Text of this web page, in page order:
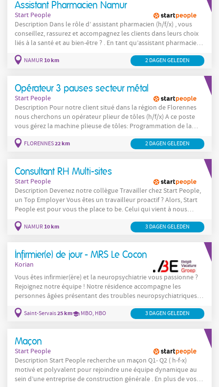
Assistant Pharmacien Namur
Start People
Description Dans le rôle d’ assistant pharmacien (h/f/x) , vous
conseillez, rassurez et accompagnez les clients dans leurs choix
liés à la santé et au bien-être ? . En tant qu’assistant pharmacien
plus, vous valorisez votre expertise au quotidien comme
NAMUR10 km 2 DAGEN GELEDEN
Opérateur 3 pauses secteur métal
Start People
Description Pour notre client situé dans la région de Florennes
nous cherchons un opérateur plieur de tôles (h/f/x) A ce poste
vous gérez la machine plieuse de tôles: Programmation de la
Respect des règles de sécurité Company Notre client est une
FLORENNES22 km 2 DAGEN GELEDEN
Consultant RH Multi-sites
Start People
Description Devenez notre collègue Travailler chez Start People,
un Top Employer Vous êtes un travailleur proactif ? Alors, Start
People est pour vous the place to be. Celui qui vient à nous
partenariat à long terme et de nombreuses opportunités pour
NAMUR10 km 3 DAGEN GELEDEN
Infirmier(e) de jour - MRS Le Cocon
Korian
Vous êtes infirmier(ère) et la neuropsychiatrie vous passionne ?
Rejoignez notre équipe ! Notre résidence accompagne les
personnes âgées présentant des troubles neuropsychiatriques.
thérapeutique, l'observation clinique et l'accompagnement
compétences en psychiatrie tout en acquérant une expertise
dans la prise
Saint-Servais25 km MBO, HBO 3 DAGEN GELEDEN
Maçon
Start People
Description Start People recherche un maçon Q1- Q2 ( h-f-x)
motivé et polyvalent pour rejoindre une équipe dynamique au
sein d’une entreprise de construction générale . En plus de vos